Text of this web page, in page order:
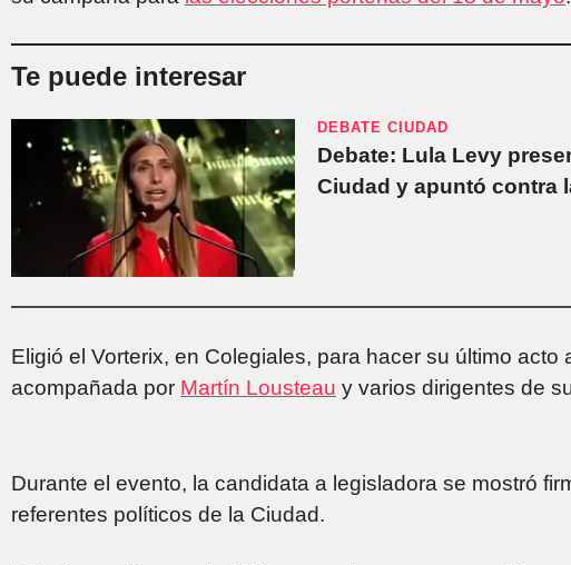
Te puede interesar
DEBATE CIUDAD
Debate: Lula Levy
Ciudad y apuntó contra
Eligió el Vorterix, en Colegiales, para hacer su último acto
acompañada por Martín Lousteau y varios dirigentes de
Durante el evento, la candidata a legisladora se mostró
referentes políticos de la Ciudad.